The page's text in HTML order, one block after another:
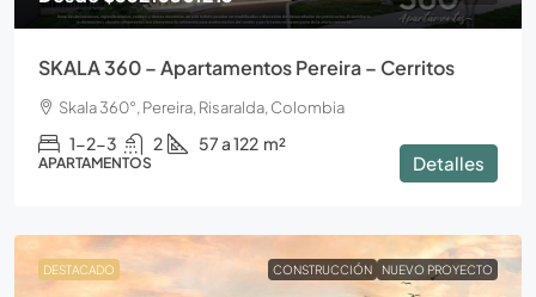
SKALA 360 – Apartamentos Pereira – Cerritos
Skala 360°, Pereira, Risaralda, Colombia
1-2-3 2 57 a 122 m²
APARTAMENTOS Detalles
DESTACADO CONSTRUCCIÓN NUEVO PROYECTO